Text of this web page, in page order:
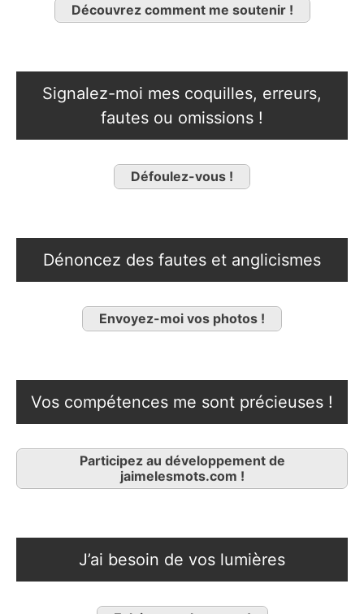
Découvrez comment me soutenir !
Signalez-moi mes coquilles, erreurs,
fautes ou omissions !
Défoulez-vous !
Dénoncez des fautes et anglicismes
Envoyez-moi vos photos !
Vos compétences me sont précieuses !
Participez au développement de
jaimelesmots.com !
J’ai besoin de vos lumières